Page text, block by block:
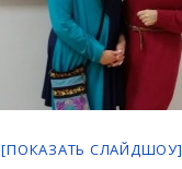
[ПОКАЗАТЬ СЛАЙДШОУ]